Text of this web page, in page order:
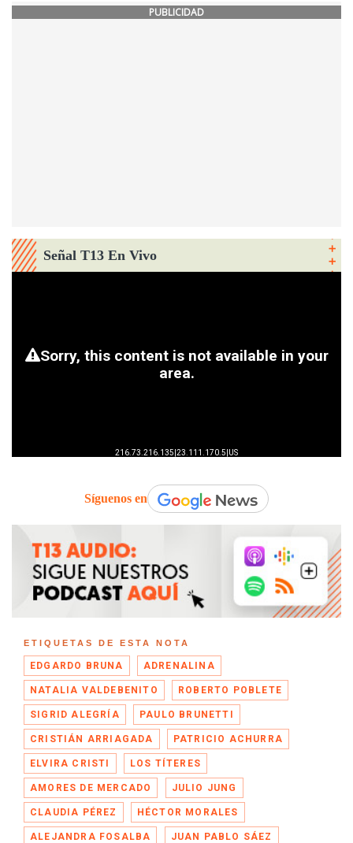
PUBLICIDAD
Señal T13 En Vivo
Síguenos en
ETIQUETAS DE ESTA NOTA
EDGARDO BRUNA ADRENALINA
NATALIA VALDEBENITO ROBERTO POBLETE
SIGRID ALEGRÍA PAULO BRUNETTI
CRISTIÁN ARRIAGADA PATRICIO ACHURRA
ELVIRA CRISTI LOS TÍTERES
AMORES DE MERCADO JULIO JUNG
CLAUDIA PÉREZ HÉCTOR MORALES
ALEJANDRA FOSALBA JUAN PABLO SÁEZ